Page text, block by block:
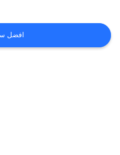
الموقع
افضل